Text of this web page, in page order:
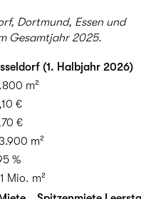
Dortmund, Essen und
Gesamtjahr 2025.
(1. Halbjahr 2026)
m²
€
€
m²
%
Mio. m²